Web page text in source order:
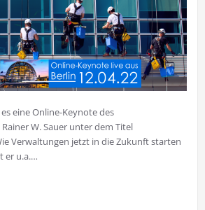
eine Online-Keynote des
W. Sauer unter dem Titel
Verwaltungen jetzt in die Zukunft starten
er u.a.…